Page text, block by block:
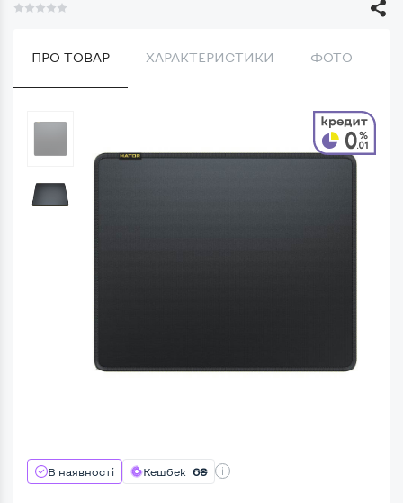
ПРО ТОВАР ХАРАКТЕРИСТИКИ ФОТО
В наявності Кешбек 6₴